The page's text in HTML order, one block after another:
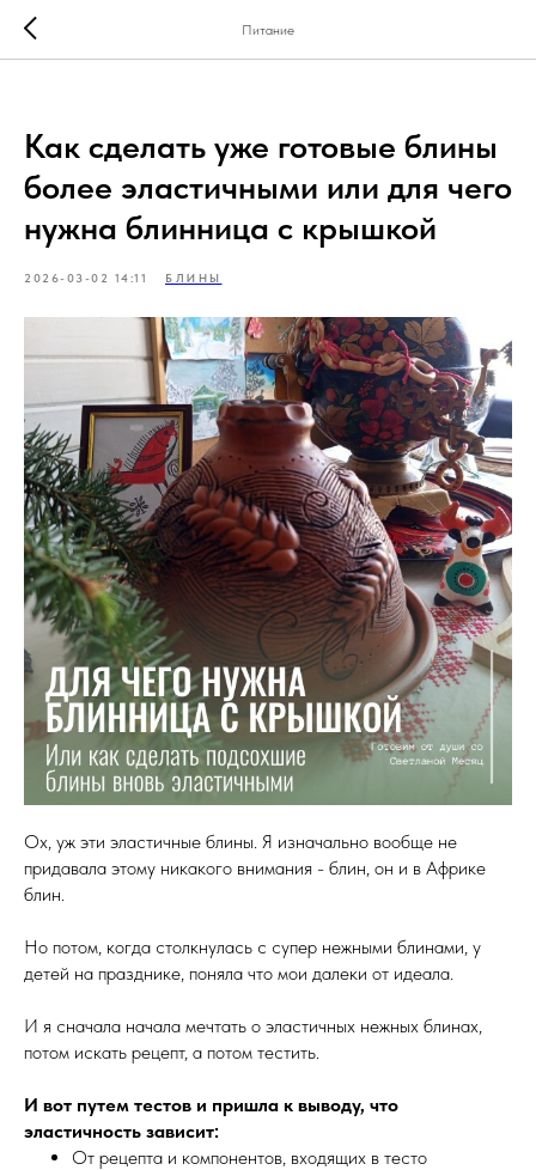
Питание
Как сделать уже готовые блины
более эластичными или для чего
нужна блинница с крышкой
2026-03-02 14:11 БЛИНЫ
Ох, уж эти эластичные блины. Я изначально вообще не
придавала этому никакого внимания - блин, он и в Африке
блин.
Но потом, когда столкнулась с супер нежными блинами, у
детей на празднике, поняла что мои далеки от идеала.
И я сначала начала мечтать о эластичных нежных блинах,
потом искать рецепт, а потом тестить.
И вот путем тестов и пришла к выводу, что
эластичность зависит:
От рецепта и компонентов, входящих в тесто